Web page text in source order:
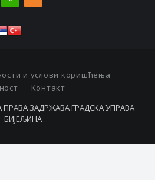
и услови коришћења
Контакт
ПРАВА ЗАДРЖАВА ГРАДСКА УПРАВА
БИЈЕЉИНА